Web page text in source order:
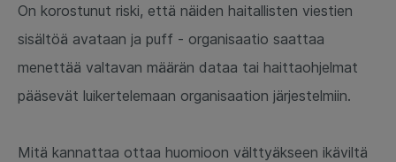
On korostunut riski, että näiden haitallisten viestien
sisältöä avataan ja puff - organisaatio saattaa
menettää valtavan määrän dataa tai haittaohjelmat
pääsevät luikertelemaan organisaation järjestelmiin.
Mitä kannattaa ottaa huomioon välttyäkseen ikäviltä